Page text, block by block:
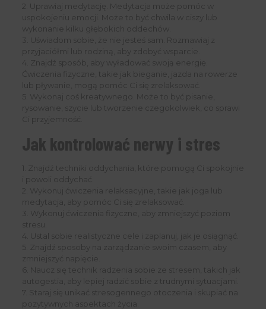
2. Uprawiaj medytację. Medytacja może pomóc w
uspokojeniu emocji. Może to być chwila w ciszy lub
wykonanie kilku głębokich oddechów.
3. Uświadom sobie, że nie jesteś sam. Rozmawiaj z
przyjaciółmi lub rodziną, aby zdobyć wsparcie.
4. Znajdź sposób, aby wyładować swoją energię.
Ćwiczenia fizyczne, takie jak bieganie, jazda na rowerze
lub pływanie, mogą pomóc Ci się zrelaksować.
5. Wykonaj coś kreatywnego. Może to być pisanie,
rysowanie, szycie lub tworzenie czegokolwiek, co sprawi
Ci przyjemność.
Jak kontrolować nerwy i stres
1. Znajdź techniki oddychania, które pomogą Ci spokojnie
i powoli oddychać.
2. Wykonuj ćwiczenia relaksacyjne, takie jak joga lub
medytacja, aby pomóc Ci się zrelaksować.
3. Wykonuj ćwiczenia fizyczne, aby zmniejszyć poziom
stresu.
4. Ustal sobie realistyczne cele i zaplanuj, jak je osiągnąć.
5. Znajdź sposoby na zarządzanie swoim czasem, aby
zmniejszyć napięcie.
6. Naucz się technik radzenia sobie ze stresem, takich jak
autogestia, aby lepiej radzić sobie z trudnymi sytuacjami.
7. Staraj się unikać stresogennego otoczenia i skupiać na
pozytywnych aspektach życia.